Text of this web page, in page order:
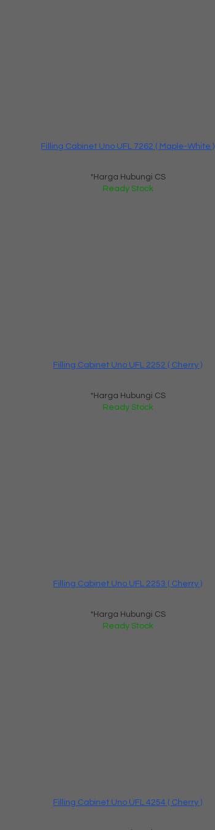
Filling Cabinet Uno UFL 7262 ( Maple-White )
*Harga Hubungi CS
Ready Stock
Filling Cabinet Uno UFL 2252 ( Cherry )
*Harga Hubungi CS
Ready Stock
Filling Cabinet Uno UFL 2253 ( Cherry )
*Harga Hubungi CS
Ready Stock
Filling Cabinet Uno UFL 4254 ( Cherry )